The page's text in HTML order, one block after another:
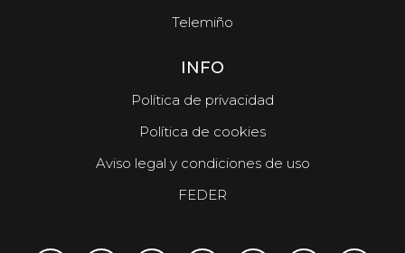
Telemiño
INFO
Política de privacidad
Política de cookies
Aviso legal y condiciones de uso
FEDER